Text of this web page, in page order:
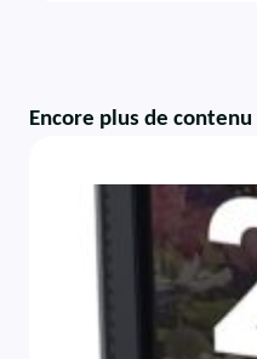
Encore plus de contenu